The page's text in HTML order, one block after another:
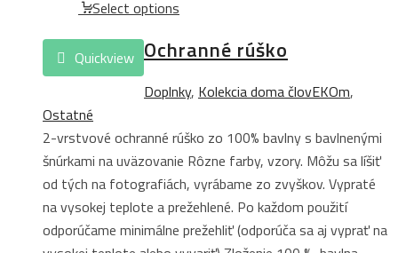
Select options
Quickview Ochranné rúško
Doplnky, Kolekcia doma človEKOm,
Ostatné
2-vrstvové ochranné rúško zo 100% bavlny s bavlnenými
šnúrkami na uväzovanie Rôzne farby, vzory. Môžu sa líšiť
od tých na fotografiách, vyrábame zo zvyškov. Vypraté
na vysokej teplote a prežehlené. Po každom použití
odporúčame minimálne prežehliť (odporúča sa aj vyprať na